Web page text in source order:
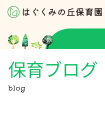
保育ブログ
blog